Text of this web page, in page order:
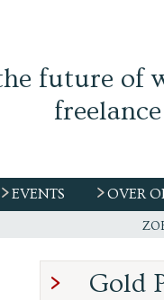
future of
EVENTS OVER
Gold